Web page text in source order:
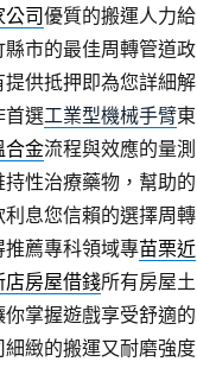
司優質的搬運人力給
縣市的最佳周轉管道政
供抵押即為您詳細解
首選工業型機械手臂東
合金流程與效應的量測
性治療藥物，幫助的
息您信賴的選擇周轉
薦專科領域專苗栗近
店房屋借錢所有房屋土
你掌握遊戲享受舒適的
緻的搬運又耐磨強度